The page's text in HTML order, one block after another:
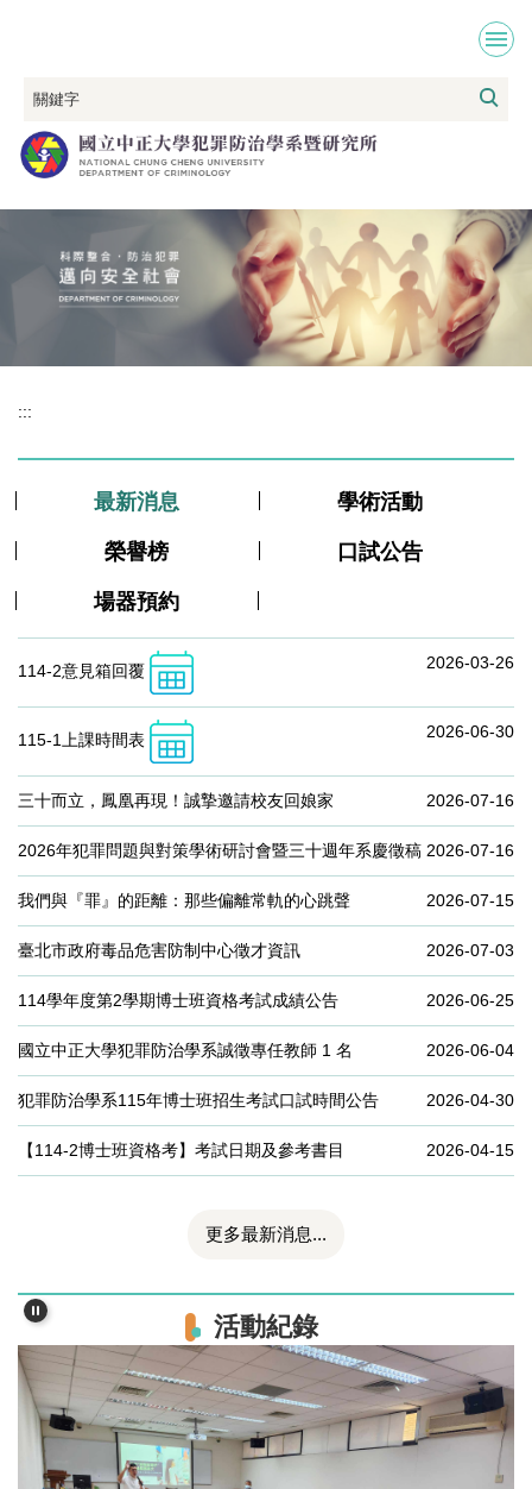
容
區
:::
最新消息 學術活動
榮譽榜 口試公告
場器預約
114-2意見箱回覆 2026-03-26
115-1上課時間表 2026-06-30
三十而立，鳳凰再現！誠摯邀請校友回娘家 2026-07-16
2026年犯罪問題與對策學術研討會暨三十週年系慶徵稿 2026-07-16
我們與『罪』的距離：那些偏離常軌的心跳聲 2026-07-15
臺北市政府毒品危害防制中心徵才資訊 2026-07-03
114學年度第2學期博士班資格考試成績公告 2026-06-25
國立中正大學犯罪防治學系誠徵專任教師 1 名 2026-06-04
犯罪防治學系115年博士班招生考試口試時間公告 2026-04-30
【114-2博士班資格考】考試日期及參考書目 2026-04-15
更多最新消息...
活動紀錄